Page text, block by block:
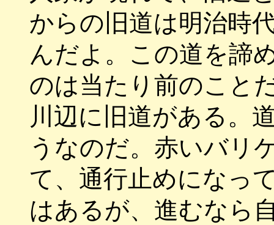
からの旧道は明治時
んだよ。この道を諦
のは当たり前のこと
川辺に旧道がある。
うなのだ。赤いバリ
て、通行止めになっ
はあるが、進むなら